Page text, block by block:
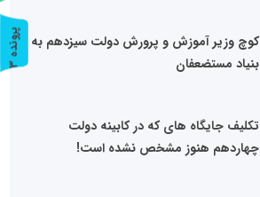
کوچ وزیر آموزش و پرورش دولت سیزدهم به
بنیاد مستضعفان
تکلیف جایگاه های که در کابینه دولت
چهاردهم هنوز مشخص نشده است!
پ
ر
و
ن
د
ه
3